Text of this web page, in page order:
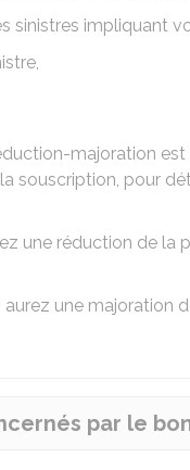
sinistres impliquant
majoration
souscription, pour
une réduction de la
une majoration
par le